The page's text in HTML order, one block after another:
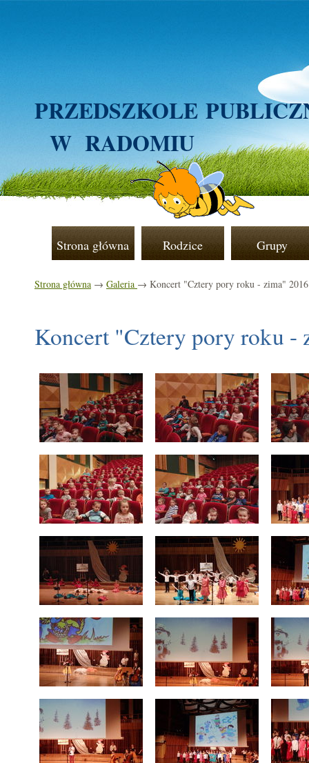
PRZEDSZKOLE
W RADOMIU
Strona główna Rodzice Grupy
Strona główna → Galeria → Koncert "Cztery pory roku - zima" 2016
Koncert "Cztery pory roku -